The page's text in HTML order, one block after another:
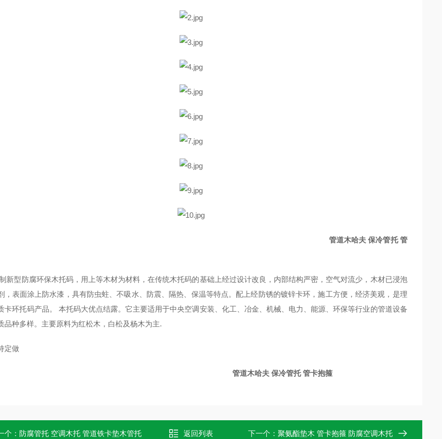
道木哈夫 保冷管托 管
新型防腐环保木托码，用上等木材为材料，在传统木托码的基础上经过设计改良，内部结构严密，空气对流少，木材已浸泡
，表面涂上防水漆，具有防虫蛀、不吸水、防震、隔热、保温等特点。配上经防锈的镀锌卡环，施工方便，经济美观，是理
卡环托码产品。 本托码大优点结露。它主要适用于中央空调安装、化工、冶金、机械、电力、能源、环保等行业的管道设备
品种多样。主要原料为红松木，白松及杨木为主.
定做
管道木哈夫 保冷管托 管卡抱箍
个： 防腐管托 空调木托 管道铁卡垫木管托 返回列表 下一个： 聚氨酯垫木 管卡抱箍 防腐空调木托